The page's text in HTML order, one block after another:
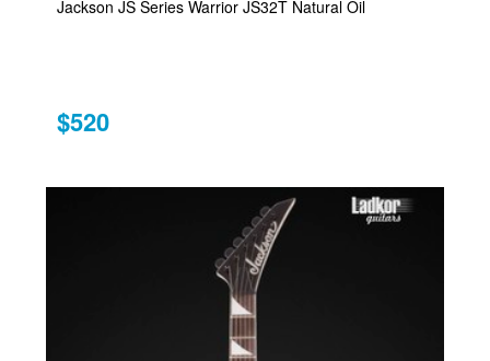
Jackson JS Series Warrior JS32T Natural Oil
$520